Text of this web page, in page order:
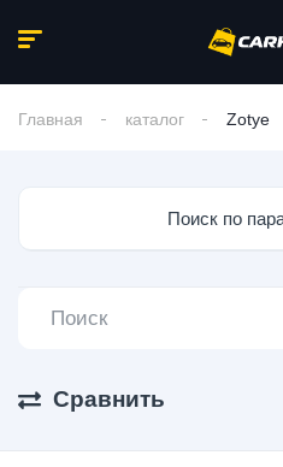
Главная каталог Zotye
Сравнить